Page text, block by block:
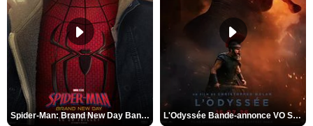
Spider-Man: Brand New Day Bande-annonce VO STFR L'Odyssée Bande-annonce VO STFR